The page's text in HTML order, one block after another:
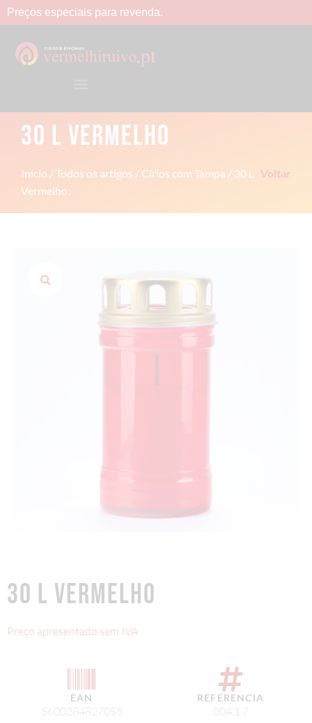
Preços especiais para revenda.
30 L VERMELHO
Início /Todos os artigos / Círios com Tampa / 30 L
Vermelho
Voltar
30 L VERMELHO
Preço apresentado sem IVA
EAN
5600284827055
REFERENCIA
004.1.7